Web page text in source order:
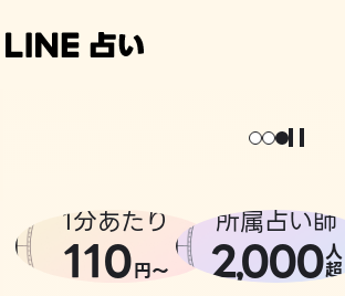
1分あたり
110円〜
所属占い師
2,000人
超